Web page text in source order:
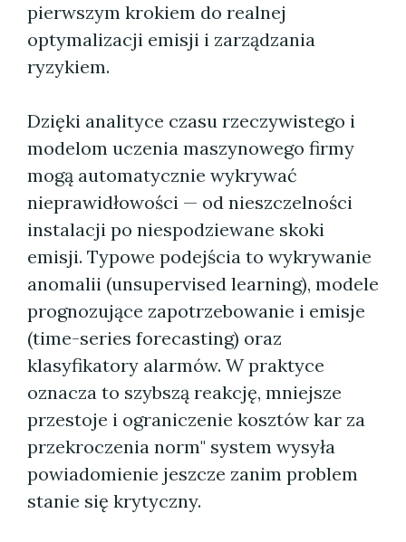
pierwszym krokiem do realnej
optymalizacji emisji i zarządzania
ryzykiem.
Dzięki analityce czasu rzeczywistego i
modelom uczenia maszynowego firmy
mogą automatycznie wykrywać
nieprawidłowości — od nieszczelności
instalacji po niespodziewane skoki
emisji. Typowe podejścia to wykrywanie
anomalii (unsupervised learning), modele
prognozujące zapotrzebowanie i emisje
(time-series forecasting) oraz
klasyfikatory alarmów. W praktyce
oznacza to szybszą reakcję, mniejsze
przestoje i ograniczenie kosztów kar za
przekroczenia norm" system wysyła
powiadomienie jeszcze zanim problem
stanie się krytyczny.